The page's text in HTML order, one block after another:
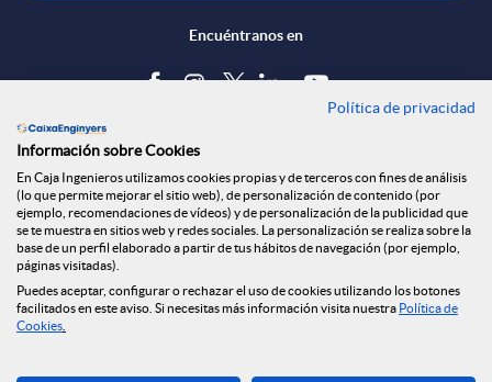
Encuéntranos en
Tablón de anuncios
Política de cookies
Aviso legal
Seguridad Online
Privacidad
Canal denuncias
Política de privacidad
Información sobre Cookies
En Caja Ingenieros utilizamos cookies propias y de terceros con fines de análisis
(lo que permite mejorar el sitio web), de personalización de contenido (por
ejemplo, recomendaciones de vídeos) y de personalización de la publicidad que
se te muestra en sitios web y redes sociales. La personalización se realiza sobre la
base de un perfil elaborado a partir de tus hábitos de navegación (por ejemplo,
páginas visitadas).
Puedes aceptar, configurar o rechazar el uso de cookies utilizando los botones
facilitados en este aviso. Si necesitas más información visita nuestra Política de
Cookies